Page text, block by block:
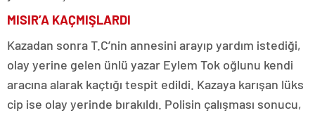
MISIR’A KAÇMIŞLARDI
Kazadan sonra T.C’nin annesini arayıp yardım istediği,
olay yerine gelen ünlü yazar Eylem Tok oğlunu kendi
aracına alarak kaçtığı tespit edildi. Kazaya karışan lüks
cip ise olay yerinde bırakıldı. Polisin çalışması sonucu,